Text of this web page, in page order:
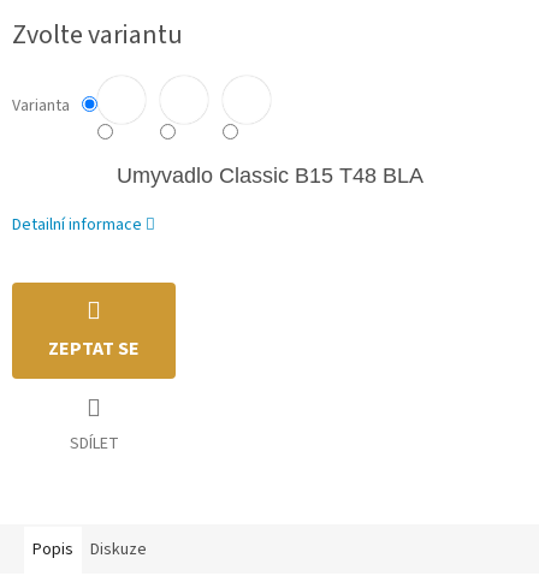
cena:
Zvolte variantu
Varianta
Umyvadlo Classic B15 T48 BLA
Detailní informace
ZEPTAT SE
SDÍLET
Popis Diskuze